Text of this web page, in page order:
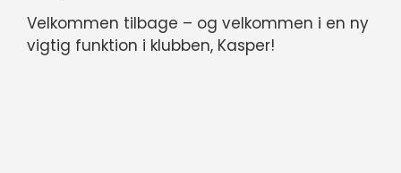
Velkommen tilbage – og velkommen i en ny
vigtig funktion i klubben, Kasper!